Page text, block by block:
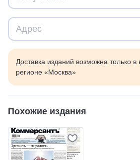
Доставка изданий возможна только
регионе «Москва»
Похожие издания